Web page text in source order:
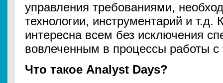
управления требованиями,
технологии, инструментарий и т.д.
интересна всем без исключения
вовлеченным в процессы работы с
Что такое Analyst Days?